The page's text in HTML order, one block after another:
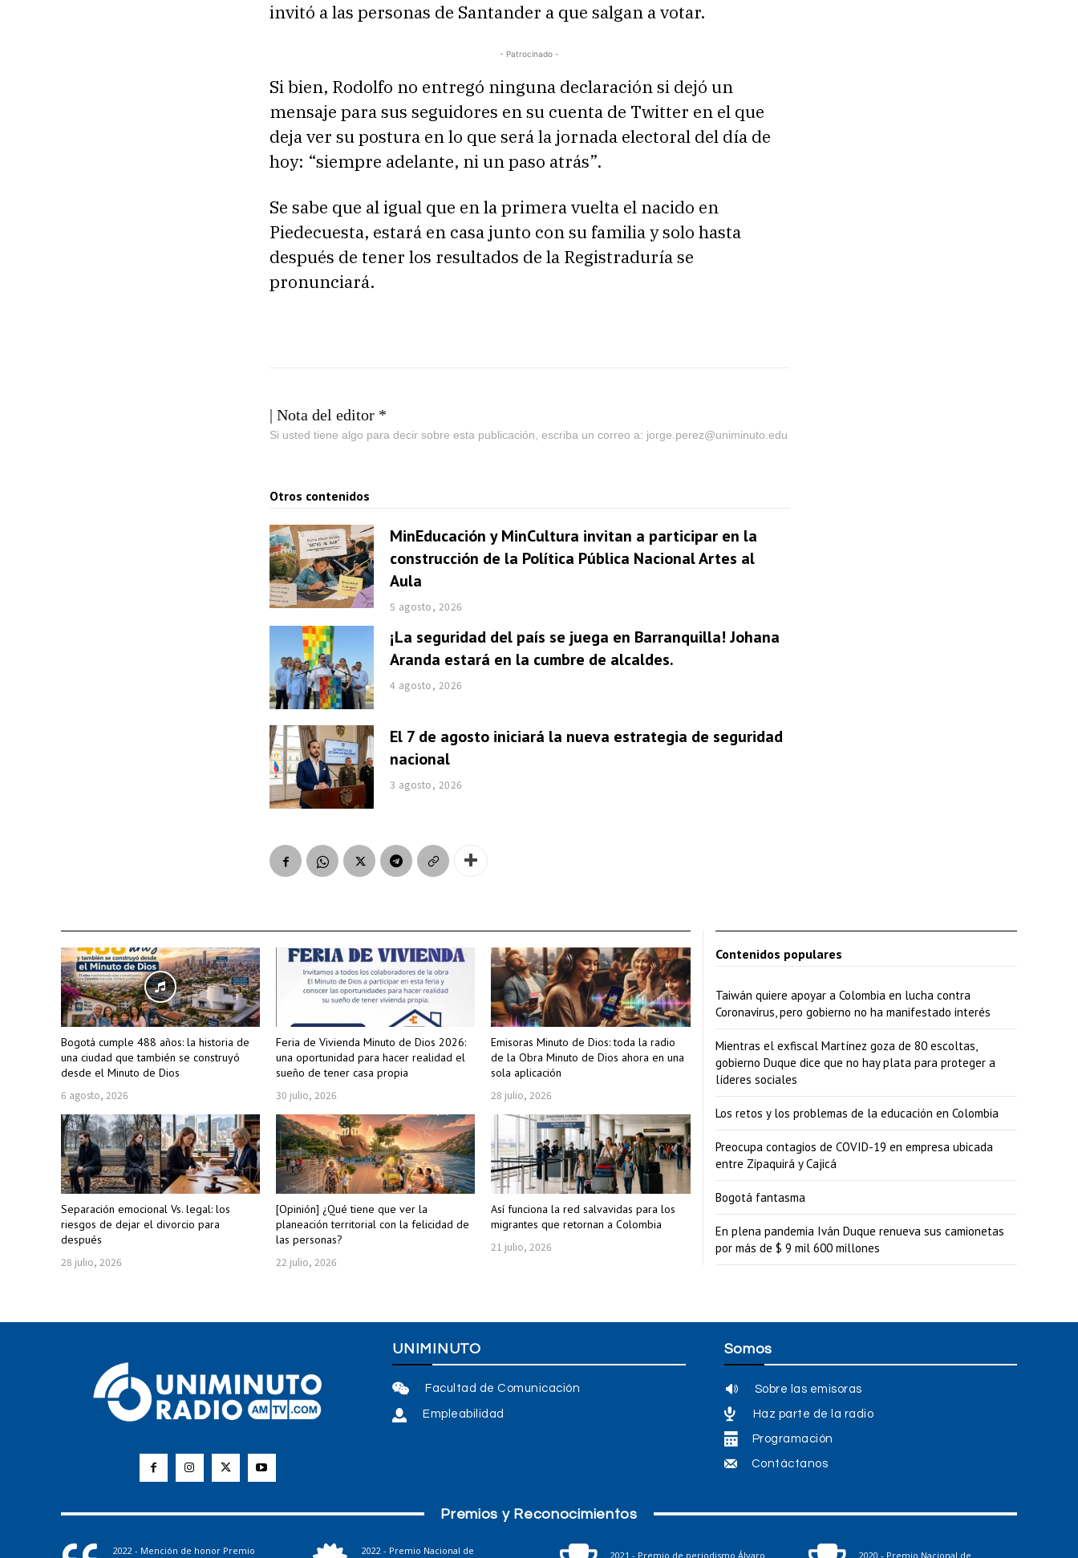
invitó a las personas de Santander a que salgan a votar.
- Patrocinado -
Si bien, Rodolfo no entregó ninguna declaración si dejó un
mensaje para sus seguidores en su cuenta de Twitter en el que
deja ver su postura en lo que será la jornada electoral del día de
hoy: “siempre adelante, ni un paso atrás”.
Se sabe que al igual que en la primera vuelta el nacido en
Piedecuesta, estará en casa junto con su familia y solo hasta
después de tener los resultados de la Registraduría se
pronunciará.
| Nota del editor *
Si usted tiene algo para decir sobre esta publicación, escriba un correo a: jorge.perez@uniminuto.edu
Otros contenidos
MinEducación y MinCultura invitan a participar en la
construcción de la Política Pública Nacional Artes al
Aula
5 agosto, 2026
¡La seguridad del país se juega en Barranquilla! Johana
Aranda estará en la cumbre de alcaldes.
4 agosto, 2026
El 7 de agosto iniciará la nueva estrategia de seguridad
nacional
3 agosto, 2026
Bogotá cumple 488 años: la historia de
una ciudad que también se construyó
desde el Minuto de Dios
6 agosto, 2026
Feria de Vivienda Minuto de Dios 2026:
una oportunidad para hacer realidad el
sueño de tener casa propia
30 julio, 2026
Emisoras Minuto de Dios: toda la radio
de la Obra Minuto de Dios ahora en una
sola aplicación
28 julio, 2026
Separación emocional Vs. legal: los
riesgos de dejar el divorcio para
después
28 julio, 2026
[Opinión] ¿Qué tiene que ver la
planeación territorial con la felicidad de
las personas?
22 julio, 2026
Así funciona la red salvavidas para los
migrantes que retornan a Colombia
21 julio, 2026
Contenidos populares
Taiwán quiere apoyar a Colombia en lucha contra
Coronavirus, pero gobierno no ha manifestado interés
Mientras el exfiscal Martínez goza de 80 escoltas,
gobierno Duque dice que no hay plata para proteger a
líderes sociales
Los retos y los problemas de la educación en Colombia
Preocupa contagios de COVID-19 en empresa ubicada
entre Zipaquirá y Cajicá
Bogotá fantasma
En plena pandemia Iván Duque renueva sus camionetas
por más de $ 9 mil 600 millones
UNIMINUTO
Facultad de Comunicación
Empleabilidad
Somos
Sobre las emisoras
Haz parte de la radio
Programación
Contáctanos
Premios y Reconocimientos
2022 - Mención de honor Premio
2022 - Premio Nacional de
2021 - Premio de periodismo Álvaro 2020 - Premio Nacional de